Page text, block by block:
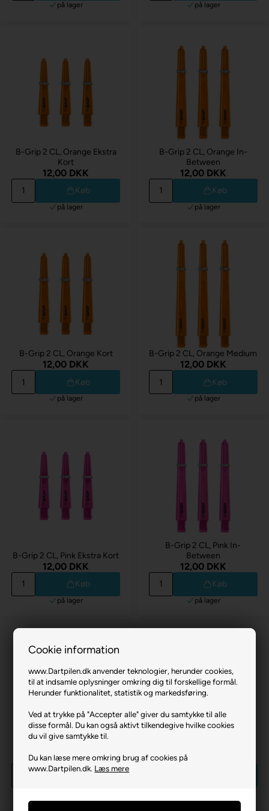
Cookie information
www.Dartpilen.dk anvender teknologier, herunder cookies,
til at indsamle oplysninger omkring dig til forskellige formål.
Herunder funktionalitet, statistik og markedsføring.
Ved at trykke på "Accepter alle" giver du samtykke til alle
disse formål. Du kan også aktivt tilkendegive hvilke cookies
du vil give samtykke til.
Du kan læse mere omkring brug af cookies på
www.Dartpilen.dk. Læs mere
på lager på lager
B-Grip 2 CL, Orange Ekstra
Kort
12,00 DKK
Køb
på lager
B-Grip 2 CL, Orange In-
Between
12,00 DKK
Køb
på lager
B-Grip 2 CL, Orange Kort
12,00 DKK
Køb
på lager
B-Grip 2 CL, Orange Medium
12,00 DKK
Køb
på lager
B-Grip 2 CL, Pink Ekstra Kort
12,00 DKK
Køb
på lager
B-Grip 2 CL, Pink In-
Between
12,00 DKK
Køb
på lager
12,00 DKK 12,00 DKK